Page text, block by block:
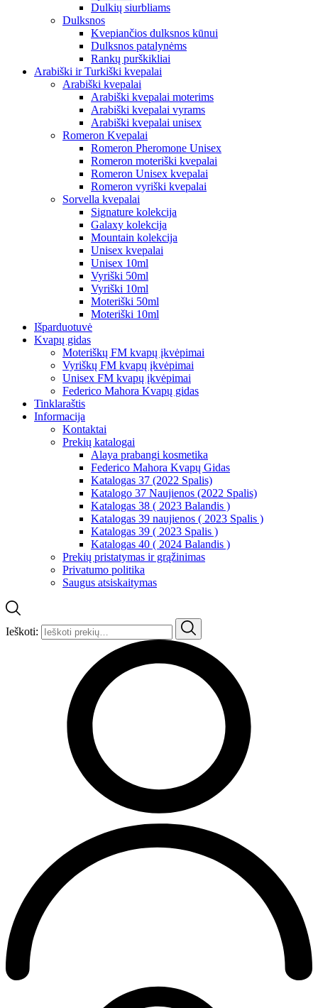
Dulkių siurbliams
Dulksnos
Kvepiančios dulksnos kūnui
Dulksnos patalynėms
Rankų purškikliai
Arabiški ir Turkiški kvepalai
Arabiški kvepalai
Arabiški kvepalai moterims
Arabiški kvepalai vyrams
Arabiški kvepalai unisex
Romeron Kvepalai
Romeron Pheromone Unisex
Romeron moteriški kvepalai
Romeron Unisex kvepalai
Romeron vyriški kvepalai
Sorvella kvepalai
Signature kolekcija
Galaxy kolekcija
Mountain kolekcija
Unisex kvepalai
Unisex 10ml
Vyriški 50ml
Vyriški 10ml
Moteriški 50ml
Moteriški 10ml
Išparduotuvė
Kvapų gidas
Moteriškų FM kvapų įkvėpimai
Vyriškų FM kvapų įkvėpimai
Unisex FM kvapų įkvėpimai
Federico Mahora Kvapų gidas
Tinklaraštis
Informacija
Kontaktai
Prekių katalogai
Alaya prabangi kosmetika
Federico Mahora Kvapų Gidas
Katalogas 37 (2022 Spalis)
Katalogo 37 Naujienos (2022 Spalis)
Katalogas 38 ( 2023 Balandis )
Katalogas 39 naujienos ( 2023 Spalis )
Katalogas 39 ( 2023 Spalis )
Katalogas 40 ( 2024 Balandis )
Prekių pristatymas ir grąžinimas
Privatumo politika
Saugus atsiskaitymas
Ieškoti: